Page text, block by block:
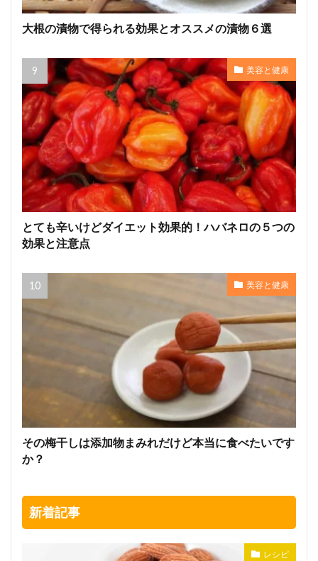
大根の漬物で得られる効果とオススメの漬物６選
美容と健康
とても辛いけどダイエット効果的！ハバネロの５つの
効果と注意点
美容と健康
その梅干しは添加物まみれだけど本当に食べたいです
か？
新着記事
レシピ